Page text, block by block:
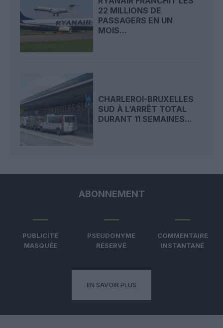
22 MILLIONS DE
PASSAGERS EN UN
MOIS...
CHARLEROI-BRUXELLES
SUD À L’ARRÊT TOTAL
DURANT 11 SEMAINES...
ABONNEMENT
PUBLICITÉ
MASQUÉE
PSEUDONYME
RÉSERVÉ
COMMENTAIRE
INSTANTANÉ
EN SAVOIR PLUS